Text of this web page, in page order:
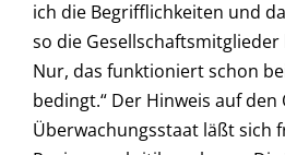
ich die Begrifflichkeiten und
so die
Nur, das funktioniert schon
bedingt.“ Der Hinweis auf den
Überwachungsstaat läßt sich